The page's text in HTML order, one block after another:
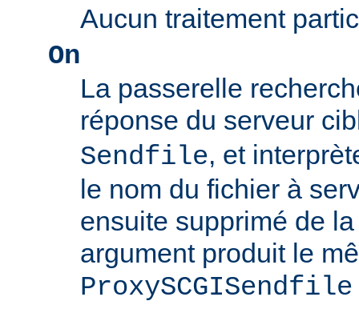
Aucun traitement
On
La passerelle
réponse du serveur
Sendfile, et
le nom du fichier à
ensuite supprimé de
argument produit le